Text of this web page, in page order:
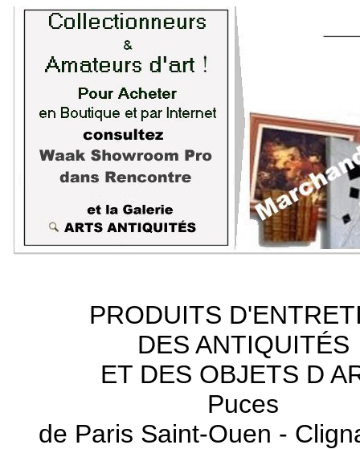
PRODUITS
DES ANTIQUITÉS
ET DES OBJETS D
Puces
de Paris Saint-Ouen -